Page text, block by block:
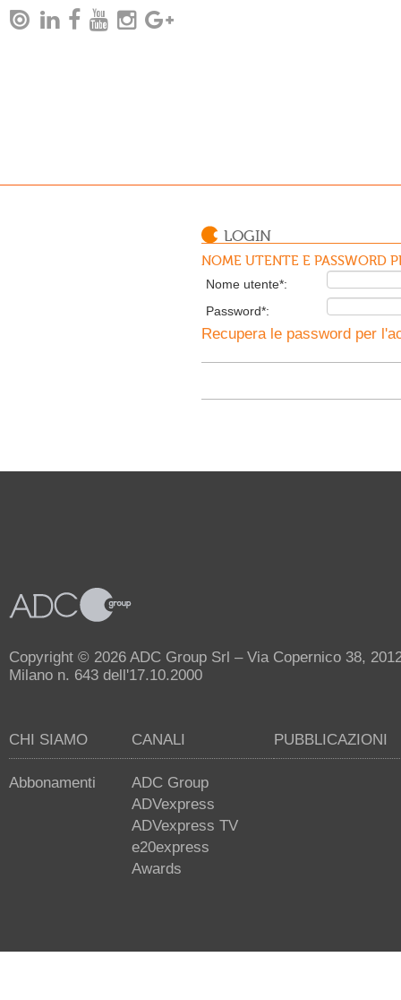
LOGIN
NOME UTENTE E PASSWORD
Nome utente*:
Password*:
Recupera le password per
Copyright © 2026 ADC Group Srl – Via Copernico 38,
Milano n. 643 dell'17.10.2000
CHI SIAMO
Abbonamenti
CANALI
ADC Group
ADVexpress
ADVexpress TV
e20express
Awards
PUBBLICAZIONI